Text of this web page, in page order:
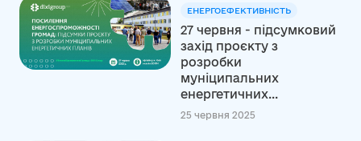
ЕНЕРГОЕФЕКТИВНІСТЬ
27 червня - підсумковий
захід проєкту з
розробки
муніципальних
енергетичних...
25 червня 2025